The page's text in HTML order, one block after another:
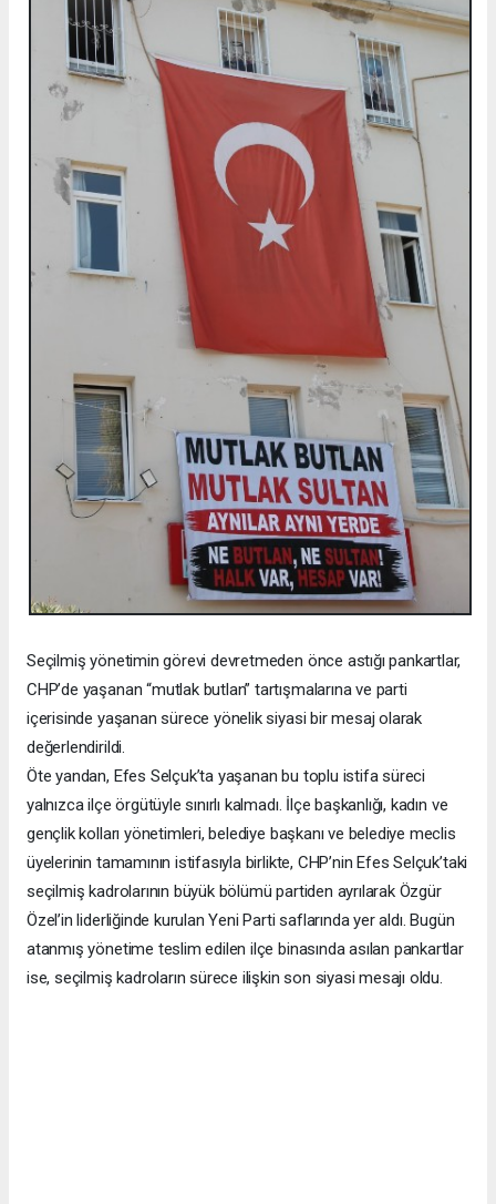
Seçilmiş yönetimin görevi devretmeden önce astığı pankartlar,
CHP’de yaşanan “mutlak butlan” tartışmalarına ve parti
içerisinde yaşanan sürece yönelik siyasi bir mesaj olarak
değerlendirildi.
Öte yandan, Efes Selçuk’ta yaşanan bu toplu istifa süreci
yalnızca ilçe örgütüyle sınırlı kalmadı. İlçe başkanlığı, kadın ve
gençlik kolları yönetimleri, belediye başkanı ve belediye meclis
üyelerinin tamamının istifasıyla birlikte, CHP’nin Efes Selçuk’taki
seçilmiş kadrolarının büyük bölümü partiden ayrılarak Özgür
Özel’in liderliğinde kurulan Yeni Parti saflarında yer aldı. Bugün
atanmış yönetime teslim edilen ilçe binasında asılan pankartlar
ise, seçilmiş kadroların sürece ilişkin son siyasi mesajı oldu.